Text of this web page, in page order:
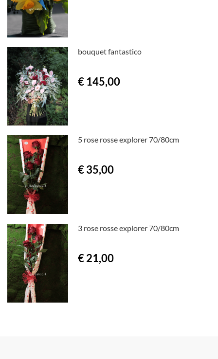
bouquet fantastico
€ 145,00
5 rose rosse explorer 70/80cm
€ 35,00
3 rose rosse explorer 70/80cm
€ 21,00